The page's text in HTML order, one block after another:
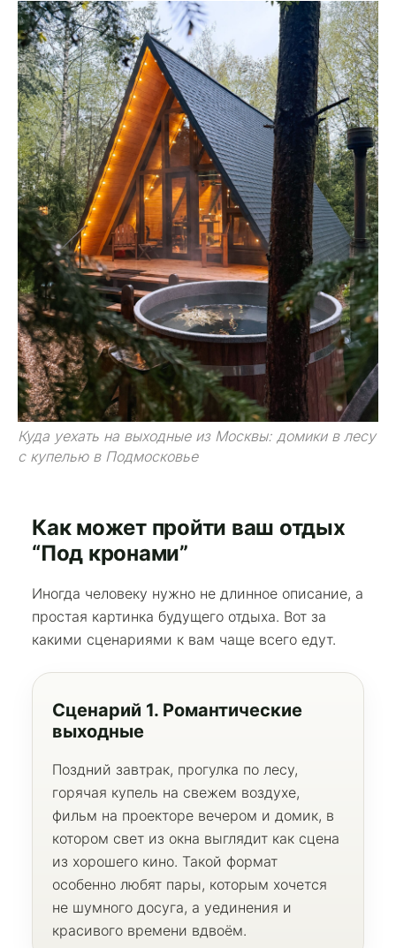
Куда уехать на выходные из Москвы: домики в лесу
с купелью в Подмосковье
Как может пройти ваш отдых
“Под кронами”
Иногда человеку нужно не длинное описание, а
простая картинка будущего отдыха. Вот за
какими сценариями к вам чаще всего едут.
Сценарий 1. Романтические
выходные
Поздний завтрак, прогулка по лесу,
горячая купель на свежем воздухе,
фильм на проекторе вечером и домик, в
котором свет из окна выглядит как сцена
из хорошего кино. Такой формат
особенно любят пары, которым хочется
не шумного досуга, а уединения и
красивого времени вдвоём.